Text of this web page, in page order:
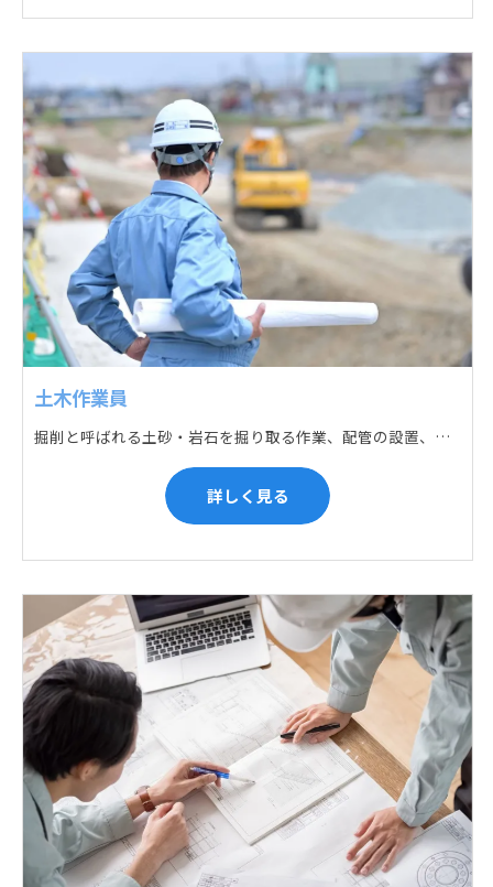
土木作業員
掘削と呼ばれる土砂・岩石を掘り取る作業、配管の設置、埋戻しの順に手作業と機械作業の併用をして行います。また、作業に使用する管材料の運搬作業も、機械と手作業にて行っています。
詳しく見る